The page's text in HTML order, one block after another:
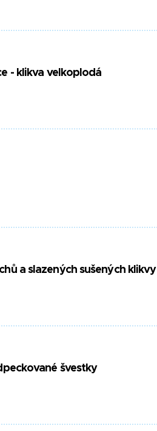
- klikva velkoplodá
a slazených sušených klikvy
švestky